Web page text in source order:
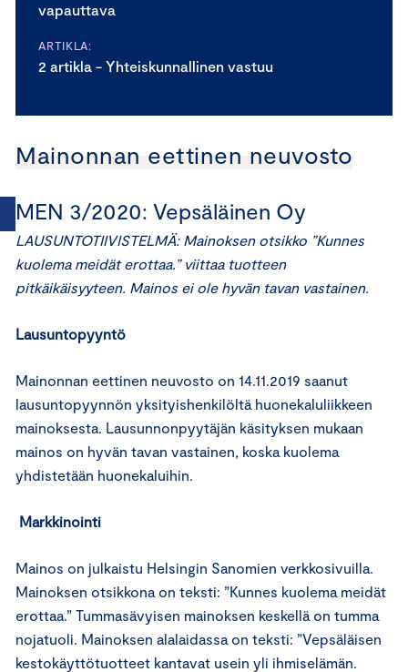
vapauttava
ARTIKLA:
2 artikla - Yhteiskunnallinen vastuu
Mainonnan eettinen neuvosto
MEN 3/2020: Vepsäläinen Oy
LAUSUNTOTIIVISTELMÄ: Mainoksen otsikko ”Kunnes
kuolema meidät erottaa.” viittaa tuotteen
pitkäikäisyyteen. Mainos ei ole hyvän tavan vastainen.
Lausuntopyyntö
Mainonnan eettinen neuvosto on 14.11.2019 saanut
lausuntopyynnön yksityishenkilöltä huonekaluliikkeen
mainoksesta. Lausunnonpyytäjän käsityksen mukaan
mainos on hyvän tavan vastainen, koska kuolema
yhdistetään huonekaluihin.
Markkinointi
Mainos on julkaistu Helsingin Sanomien verkkosivuilla.
Mainoksen otsikkona on teksti: ”Kunnes kuolema meidät
erottaa.” Tummasävyisen mainoksen keskellä on tumma
nojatuoli. Mainoksen alalaidassa on teksti: ”Vepsäläisen
kestokäyttötuotteet kantavat usein yli ihmiselämän.